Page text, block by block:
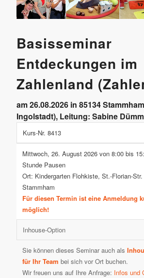
Basisseminar
Entdeckungen im
Zahlenland
am 26.08.2026 in 85134
Ingolstadt), Leitung: Sabine
Kurs-Nr. 8413
Mittwoch, 26. August 2026 von 8:00 bis
Stunde Pausen
Ort: Kindergarten Flohkiste, St.-Florian-
Stammham
Für diesen Termin ist eine Anmeldung
möglich!
Inhouse-Option
Sie können dieses Seminar auch als
für Ihr Team bei sich vor Ort buchen.
Wir freuen uns auf Ihre Anfrage: Infos und